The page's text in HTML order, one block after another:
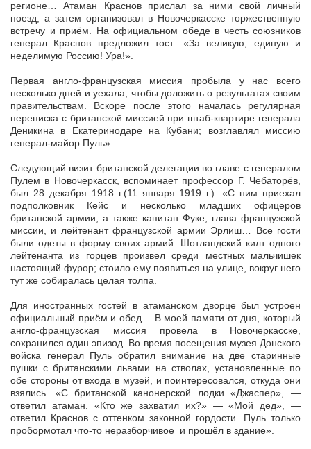
регионе… Атаман Краснов прислал за ними свой личный
поезд, а затем организовал в Новочеркасске торжественную
встречу и приём. На официальном обеде в честь союзников
генерал Краснов предложил тост: «За великую, единую и
неделимую Россию! Ура!».
Первая англо-французская миссия пробыла у нас всего
несколько дней и уехала, чтобы доложить о результатах своим
правительствам. Вскоре после этого началась регулярная
переписка с британской миссией при штаб-квартире генерала
Деникина в Екатеринодаре на Кубани; возглавлял миссию
генерал-майор Пуль».
Следующий визит британской делегации во главе с генералом
Пулем в Новочеркасск, вспоминает профессор Г. Чебаторёв,
был 28 декабря 1918 г.(11 января 1919 г.): «С ним приехал
подполковник Кейс и несколько младших офицеров
британской армии, а также капитан Фуке, глава французской
миссии, и лейтенант французской армии Эрлиш… Все гости
были одеты в форму своих армий. Шотландский килт одного
лейтенанта из горцев произвел среди местных мальчишек
настоящий фурор; стоило ему появиться на улице, вокруг него
тут же собиралась целая толпа.
Для иностранных гостей в атаманском дворце был устроен
официальный приём и обед… В моей памяти от дня, который
англо-французская миссия провела в Новочеркасске,
сохранился один эпизод. Во время посещения музея Донского
войска генерал Пуль обратил внимание на две старинные
пушки с британскими львами на стволах, установленные по
обе стороны от входа в музей, и поинтересовался, откуда они
взялись. «С британской канонерской лодки «Джаспер», —
ответил атаман. «Кто же захватил их?» — «Мой дед», —
ответил Краснов с оттенком законной гордости. Пуль только
пробормотал что-то неразборчивое и прошёл в здание».